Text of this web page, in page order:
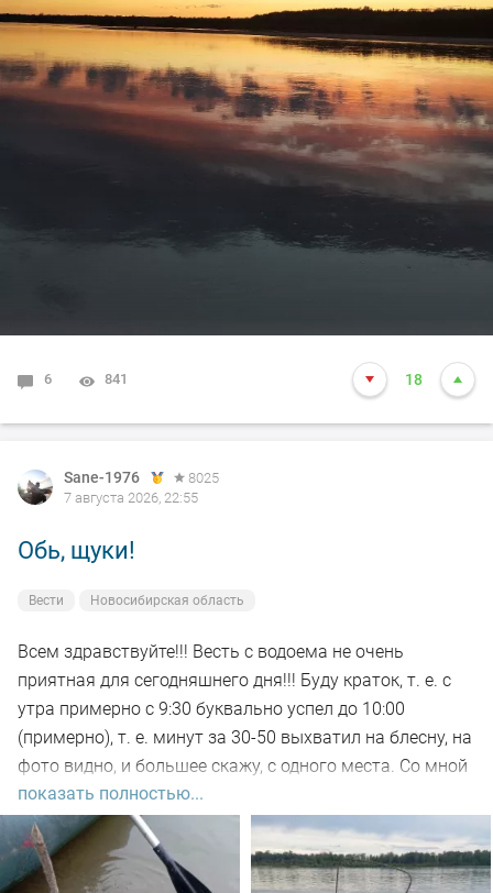
6 841 18
Sane-1976
8025
7 августа 2026, 22:55
Обь, щуки!
Вести Новосибирская область
Всем здравствуйте!!! Весть с водоема не очень
приятная для сегодняшнего дня!!! Буду краток, т. е. с
утра примерно с 9:30 буквально успел до 10:00
(примерно), т. е. минут за 30-50 выхватил на блесну, на
фото видно, и большее скажу, с одного места. Со мной
был рыбак, который рыбачил с берега, т. е. я его увез
на остров на белую рыбу, а сам дальше, как обычно, по
корягам. Уже много написал)))). Так вот, сегодня
долбил до вечера выхода не как от слова совсем!!! Но
показать полностью...